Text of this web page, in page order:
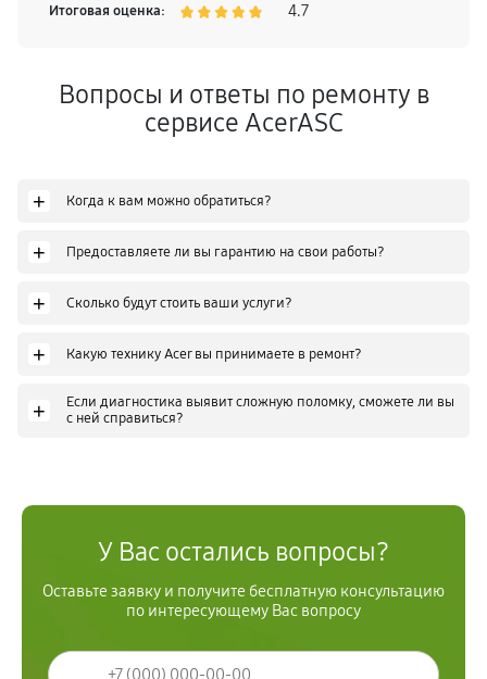
Итоговая оценка: 4.7
Вопросы и ответы по ремонту в
сервисе AcerASC
+ Когда к вам можно обратиться?
+ Предоставляете ли вы гарантию на свои работы?
+ Сколько будут стоить ваши услуги?
+ Какую технику Acer вы принимаете в ремонт?
+
Если диагностика выявит сложную поломку, сможете ли вы
с ней справиться?
У Вас остались вопросы?
Оставьте заявку и получите бесплатную консультацию
по интересующему Вас вопросу